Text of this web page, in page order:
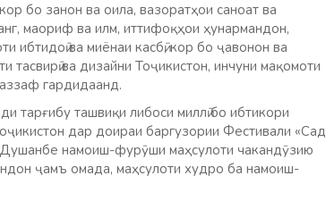
бо занон ва оила, вазоратҳои саноат ва
маориф ва илм, иттифоқҳои ҳунармандон,
ибтидоӣ ва миёнаи касбӣ, кор бо ҷавонон ва
ва дизайни Тоҷикистон, инчуни мақомоти
гардидаанд.
тарғибу ташвиқи либоси миллӣ бо ибтикори
дар доираи баргузории Фестивали «Сад
намоиш-фурӯши маҳсулоти чакандӯзию
ҷамъ омада, маҳсулоти худро ба намоиш-